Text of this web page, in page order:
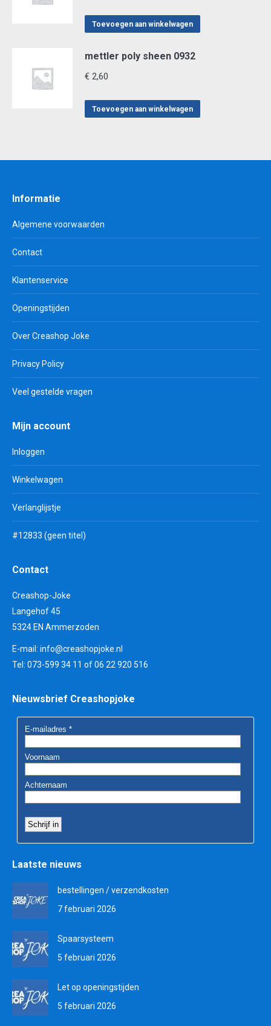
Toevoegen aan winkelwagen
mettler poly sheen 0932
€ 2,60
Toevoegen aan winkelwagen
Informatie
Algemene voorwaarden
Contact
Klantenservice
Openingstijden
Over Creashop Joke
Privacy Policy
Veel gestelde vragen
Mijn account
Inloggen
Winkelwagen
Verlanglijstje
#12833 (geen titel)
Contact
Creashop-Joke
Langehof 45
5324 EN Ammerzoden
E-mail: info@creashopjoke.nl
Tel: 073-599 34 11 of 06 22 920 516
Nieuwsbrief Creashopjoke
Laatste nieuws
bestellingen / verzendkosten
7 februari 2026
Spaarsysteem
5 februari 2026
Let op openingstijden
5 februari 2026